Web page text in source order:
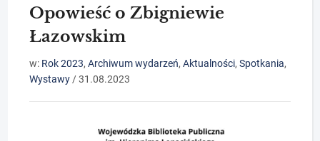
Opowieść o Zbigniewie
Łazowskim
w: Rok 2023,Archiwum wydarzeń,Aktualności,Spotkania,
Wystawy /31.08.2023